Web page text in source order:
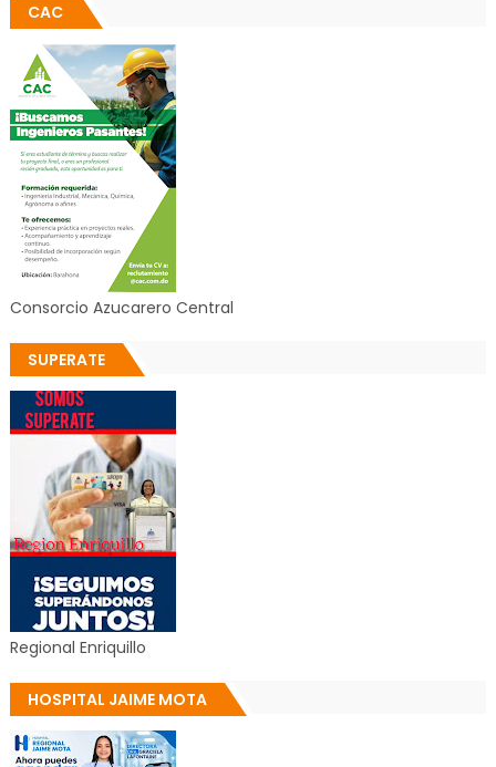
CAC
Consorcio Azucarero Central
SUPERATE
Regional Enriquillo
HOSPITAL JAIME MOTA